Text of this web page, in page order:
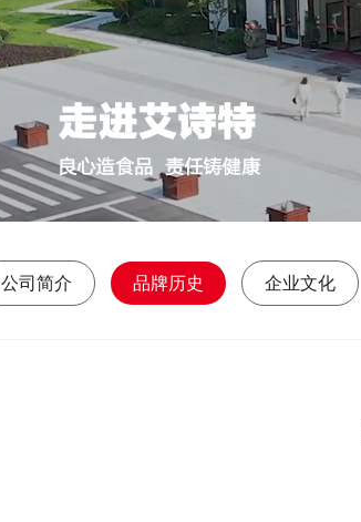
公司简介 品牌历史 企业文化